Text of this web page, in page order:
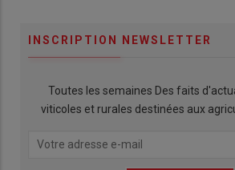
INSCRIPTION NEWSLETTER
Toutes les semaines Des faits
viticoles et rurales destinées aux